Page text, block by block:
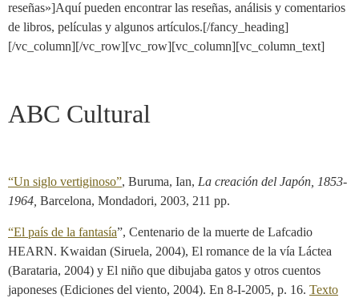
reseñas»]Aquí pueden encontrar las reseñas, análisis y comentarios
de libros, películas y algunos artículos.[/fancy_heading]
[/vc_column][/vc_row][vc_row][vc_column][vc_column_text]
ABC Cultural
“Un siglo vertiginoso”, Buruma, Ian, La creación del Japón, 1853-
1964, Barcelona, Mondadori, 2003, 211 pp.
“El país de la fantasía”, Centenario de la muerte de Lafcadio
HEARN. Kwaidan (Siruela, 2004), El romance de la vía Láctea
(Barataria, 2004) y El niño que dibujaba gatos y otros cuentos
japoneses (Ediciones del viento, 2004). En 8-I-2005, p. 16. Texto